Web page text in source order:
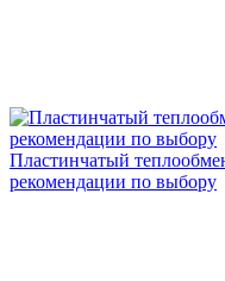
Пластинчатый
рекомендации по выбору